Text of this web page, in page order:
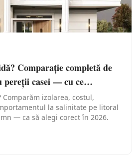
Comparație completă de
pereții casei — cu ce
Comparăm izolarea, costul,
la salinitate pe litoral
— ca să alegi corect în 2026.